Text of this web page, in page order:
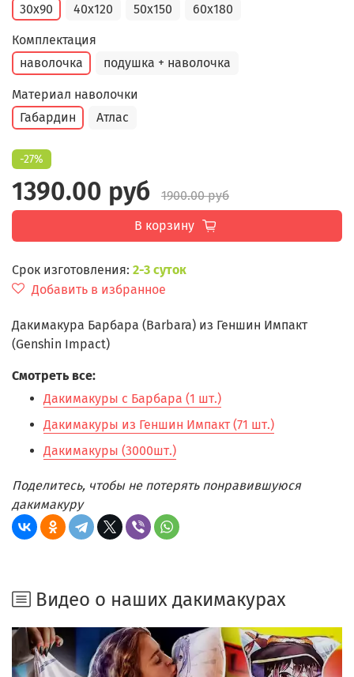
Срок изготовления: 2-3 суток
Добавить в избранное
30x90
40x120 50x150 60x180
Комплектация
наволочка
подушка + наволочка
Материал наволочки
Габардин
Атлас
-27%
1390.00 руб
1900.00 руб
В корзину
Дакимакура Барбара (Barbara) из Геншин Импакт
(Genshin Impact)
Смотреть все:
Дакимакуры с Барбара (1 шт.)
Дакимакуры из Геншин Импакт (71 шт.)
Дакимакуры (3000шт.)
Поделитесь, чтобы не потерять понравившуюся
дакимакуру
Видео о наших дакимакурах